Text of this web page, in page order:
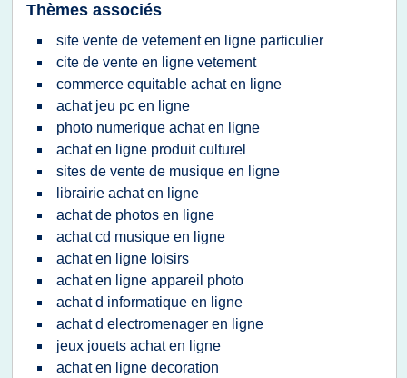
Thèmes associés
site vente de vetement en ligne particulier
cite de vente en ligne vetement
commerce equitable achat en ligne
achat jeu pc en ligne
photo numerique achat en ligne
achat en ligne produit culturel
sites de vente de musique en ligne
librairie achat en ligne
achat de photos en ligne
achat cd musique en ligne
achat en ligne loisirs
achat en ligne appareil photo
achat d informatique en ligne
achat d electromenager en ligne
jeux jouets achat en ligne
achat en ligne decoration